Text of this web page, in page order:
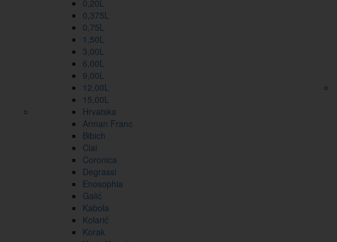
0,20L
0,375L
0,75L
1,50L
3,00L
6,00L
9,00L
12,00L
15,00L
Hrvatska
Arman Franc
Bibich
Clai
Coronica
Degrassi
Enosophia
Galić
Kabola
Kolarić
Korak